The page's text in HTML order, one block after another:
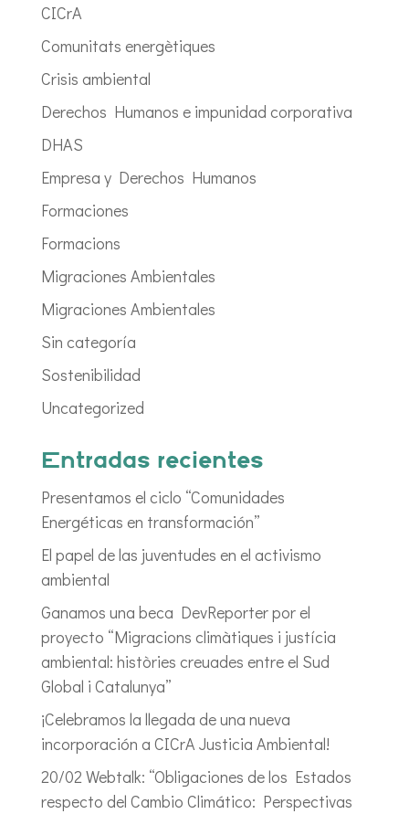
CICrA
Comunitats energètiques
Crisis ambiental
Derechos Humanos e impunidad corporativa
DHAS
Empresa y Derechos Humanos
Formaciones
Formacions
Migraciones Ambientales
Migraciones Ambientales
Sin categoría
Sostenibilidad
Uncategorized
Entradas recientes
Presentamos el ciclo “Comunidades
Energéticas en transformación”
El papel de las juventudes en el activismo
ambiental
Ganamos una beca DevReporter por el
proyecto “Migracions climàtiques i justícia
ambiental: històries creuades entre el Sud
Global i Catalunya”
¡Celebramos la llegada de una nueva
incorporación a CICrA Justicia Ambiental!
20/02 Webtalk: “Obligaciones de los Estados
respecto del Cambio Climático: Perspectivas